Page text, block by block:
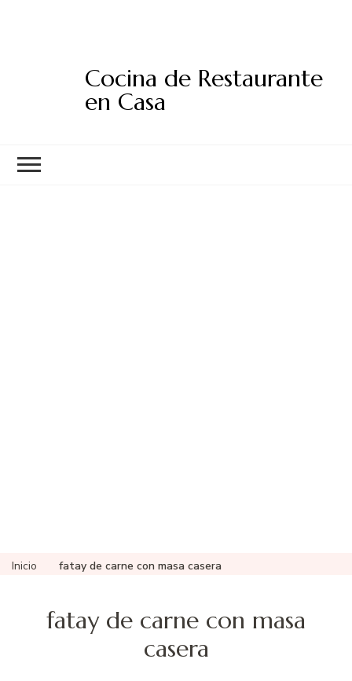
Cocina de Restaurante
en Casa
Inicio fatay de carne con masa casera
fatay de carne con masa
casera